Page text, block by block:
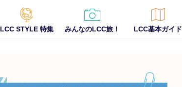
LCC STYLE 特集 みんなのLCC旅！ LCC基本ガイド